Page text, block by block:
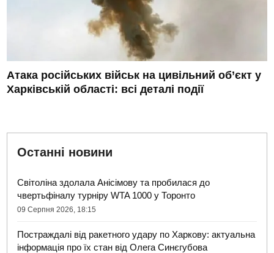
Атака російських військ на цивільний об’єкт у
Харківській області: всі деталі події
Останні новини
Світоліна здолала Анісімову та пробилася до
чвертьфіналу турніру WTA 1000 у Торонто
09 Серпня 2026, 18:15
Постраждалі від ракетного удару по Харкову: актуальна
інформація про їх стан від Олега Синєгубова